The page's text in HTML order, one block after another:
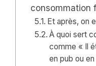
consommation
Et après, on
À quoi sert
comme « Il
en pub ou